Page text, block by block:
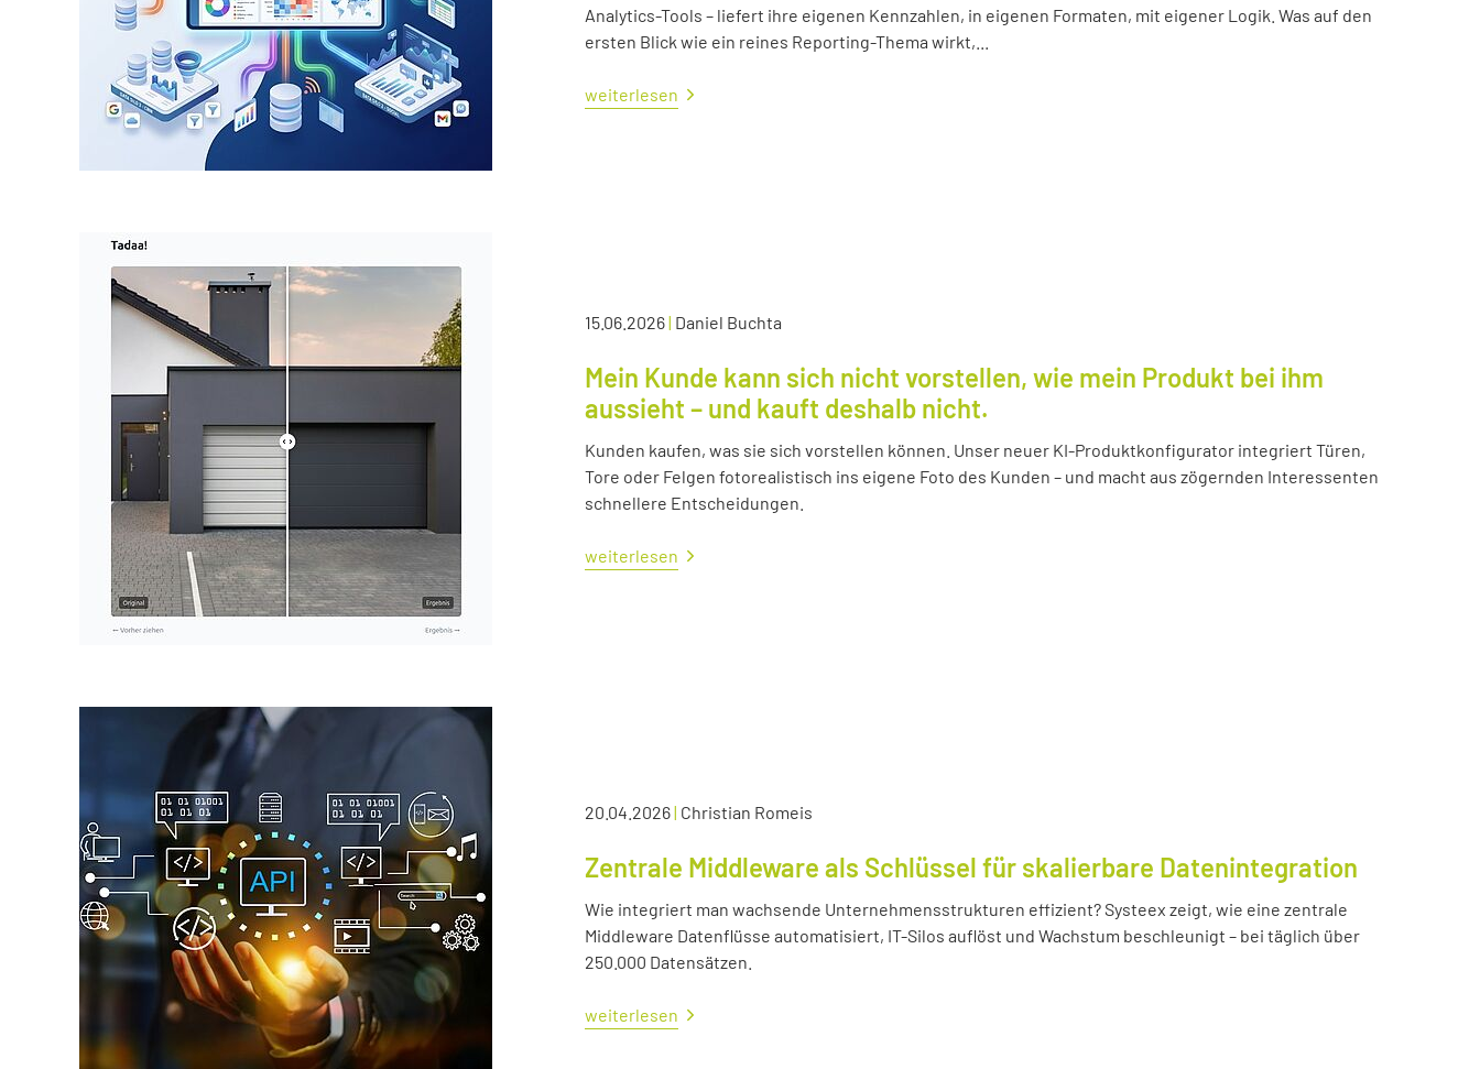
Analytics-Tools – liefert ihre eigenen Kennzahlen, in eigenen Formaten, mit eigener Logik. Was auf den
ersten Blick wie ein reines Reporting-Thema wirkt,...
weiterlesen
15.06.2026| Daniel Buchta
Mein Kunde kann sich nicht vorstellen, wie mein Produkt bei ihm
aussieht – und kauft deshalb nicht.
Kunden kaufen, was sie sich vorstellen können. Unser neuer KI-Produktkonfigurator integriert Türen,
Tore oder Felgen fotorealistisch ins eigene Foto des Kunden – und macht aus zögernden Interessenten
schnellere Entscheidungen.
weiterlesen
20.04.2026| Christian Romeis
Zentrale Middleware als Schlüssel für skalierbare Datenintegration
Wie integriert man wachsende Unternehmensstrukturen effizient? Systeex zeigt, wie eine zentrale
Middleware Datenflüsse automatisiert, IT-Silos auflöst und Wachstum beschleunigt – bei täglich über
250.000 Datensätzen.
weiterlesen